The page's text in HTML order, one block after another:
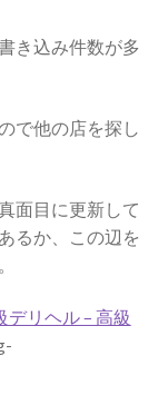
き込み件数が多
で他の店を探し
面目に更新して
るか、この辺を
デリヘル – 高級